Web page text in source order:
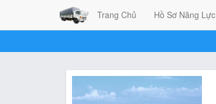
Trang Chủ Hồ Sơ Năng Lực